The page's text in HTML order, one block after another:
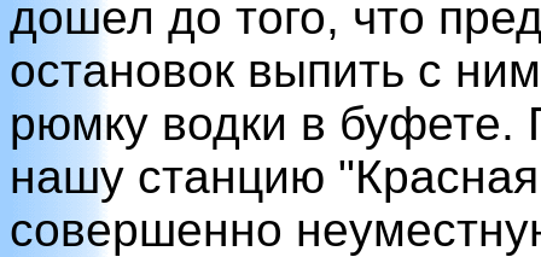
дошел до того, что
остановок выпить с
рюмку водки в буфете.
нашу станцию
совершенно